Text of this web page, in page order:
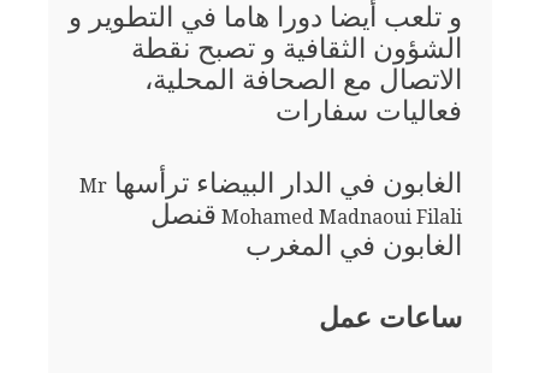
و تلعب أيضا دورا هاما في التطوير و
الشؤون الثقافية و تصبح نقطة
الاتصال مع الصحافة المحلية،
فعاليات سفارات
الغابون في الدار البيضاء ترأسها Mr
Mohamed Madnaoui Filali قنصل
الغابون في المغرب
ساعات عمل